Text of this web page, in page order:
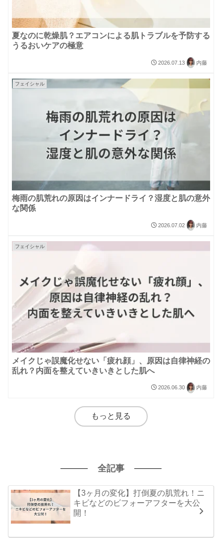
夏なのに乾燥肌？エアコンによる肌トラブルを予防する
うるおいケアの極意
2026.07.13 内藤
フェイシャル
梅雨の肌荒れの原因はインナードライ？湿度と肌の意外
な関係
2026.07.02 内藤
フェイシャル
メイクじゃ誤魔化せない「疲れ顔」、原因は自律神経の
乱れ？内面を整えていきいきとした肌へ
2026.06.30 内藤
もっと見る
全記事
【3ヶ月の変化】打倒夏の肌荒れ！ニ
キビなどのビフォーアフターを大公
開！